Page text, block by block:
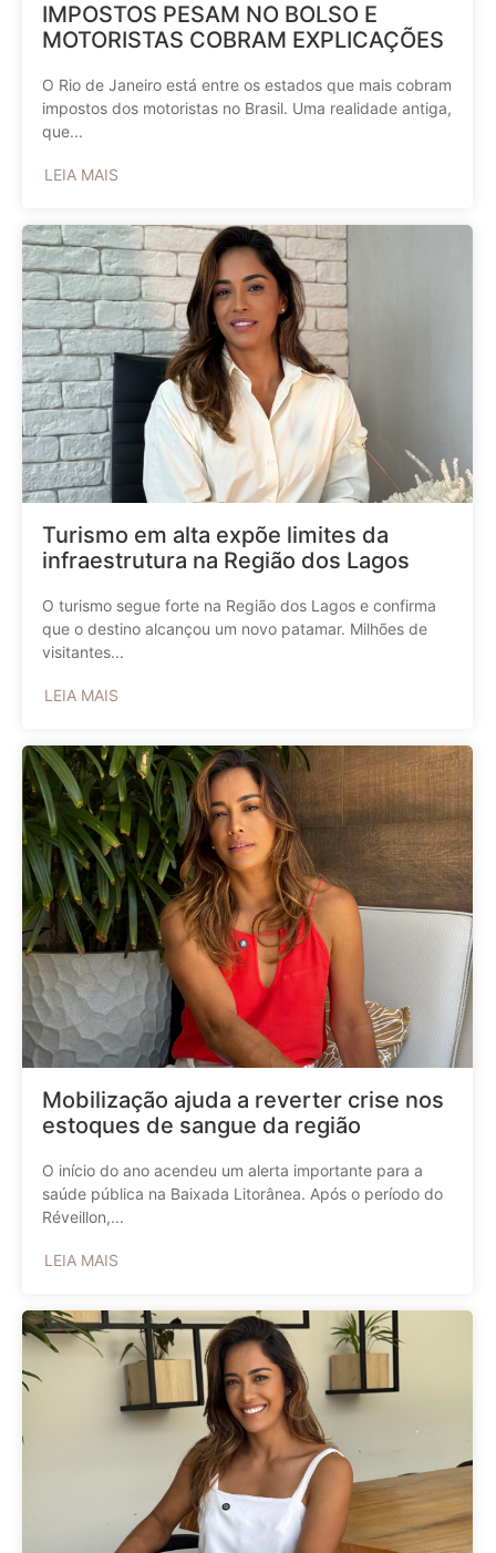
IMPOSTOS PESAM NO BOLSO E
MOTORISTAS COBRAM EXPLICAÇÕES
O Rio de Janeiro está entre os estados que mais cobram
impostos dos motoristas no Brasil. Uma realidade antiga,
que...
LEIA MAIS
Turismo em alta expõe limites da
infraestrutura na Região dos Lagos
O turismo segue forte na Região dos Lagos e confirma
que o destino alcançou um novo patamar. Milhões de
visitantes...
LEIA MAIS
Mobilização ajuda a reverter crise nos
estoques de sangue da região
O início do ano acendeu um alerta importante para a
saúde pública na Baixada Litorânea. Após o período do
Réveillon,...
LEIA MAIS